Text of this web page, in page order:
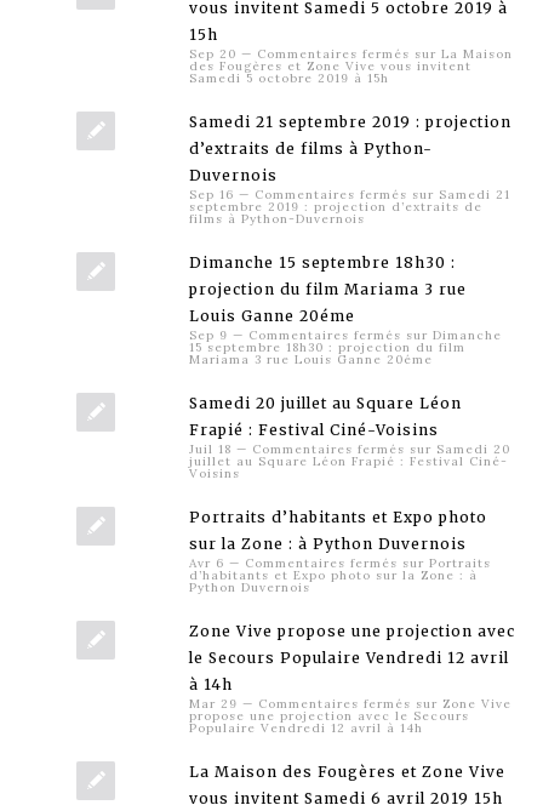
vous invitent Samedi 5 octobre 2019 à
15h
Sep 20 — Commentaires fermés sur La Maison
des Fougères et Zone Vive vous invitent
Samedi 5 octobre 2019 à 15h
Samedi 21 septembre 2019 : projection
d’extraits de films à Python-
Duvernois
Sep 16 — Commentaires fermés sur Samedi 21
septembre 2019 : projection d’extraits de
films à Python-Duvernois
Dimanche 15 septembre 18h30 :
projection du film Mariama 3 rue
Louis Ganne 20éme
Sep 9 — Commentaires fermés sur Dimanche
15 septembre 18h30 : projection du film
Mariama 3 rue Louis Ganne 20éme
Samedi 20 juillet au Square Léon
Frapié : Festival Ciné-Voisins
Juil 18 — Commentaires fermés sur Samedi 20
juillet au Square Léon Frapié : Festival Ciné-
Voisins
Portraits d’habitants et Expo photo
sur la Zone : à Python Duvernois
Avr 6 — Commentaires fermés sur Portraits
d’habitants et Expo photo sur la Zone : à
Python Duvernois
Zone Vive propose une projection avec
le Secours Populaire Vendredi 12 avril
à 14h
Mar 29 — Commentaires fermés sur Zone Vive
propose une projection avec le Secours
Populaire Vendredi 12 avril à 14h
La Maison des Fougères et Zone Vive
vous invitent Samedi 6 avril 2019 15h